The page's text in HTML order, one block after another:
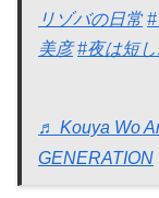
リゾバの日常
美彦 #夜は短
♬ Kouya Wo
GENERATION